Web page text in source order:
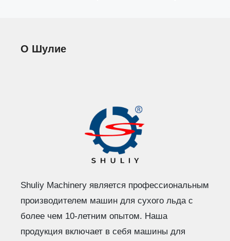
О Шулие
Shuliy Machinery является профессиональным
производителем машин для сухого льда с
более чем 10-летним опытом. Наша
продукция включает в себя машины для